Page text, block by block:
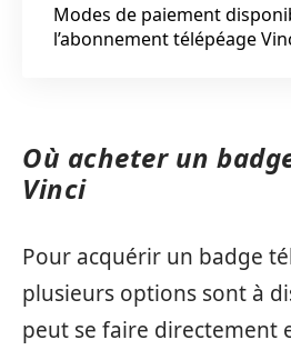
Modes de paiement
l’abonnement télépéage
Où acheter un
Vinci
Pour acquérir un badge
plusieurs options sont à
peut se faire directement